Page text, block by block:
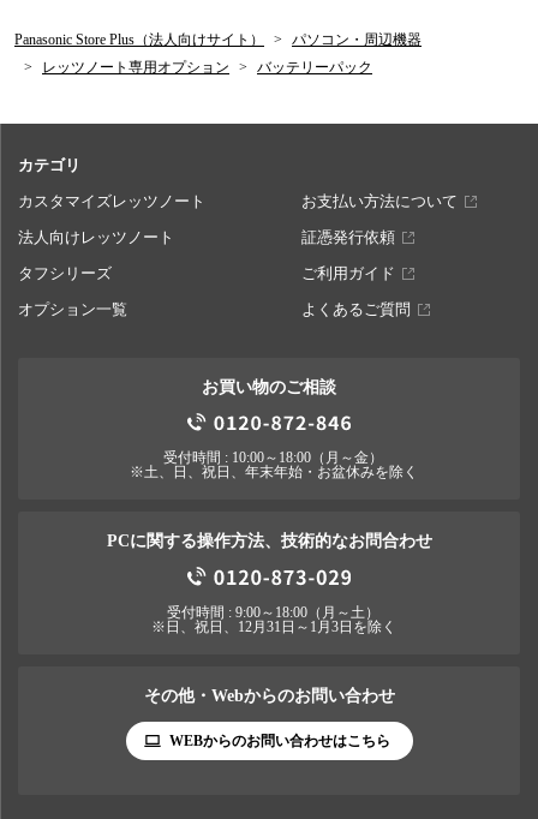
Panasonic Store Plus（法人向けサイト）
パソコン・周辺機器
レッツノート専用オプション
バッテリーパック
カテゴリ
カスタマイズレッツノート
お支払い方法について
法人向けレッツノート
証憑発行依頼
タフシリーズ
ご利用ガイド
オプション一覧
よくあるご質問
お買い物のご相談
受付時間 : 10:00～18:00（月～金）
※土、日、祝日、年末年始・お盆休みを除く
PCに関する操作方法、技術的なお問合わせ
受付時間 : 9:00～18:00（月～土）
※日、祝日、12月31日～1月3日を除く
その他・Webからのお問い合わせ
WEBからのお問い合わせはこちら